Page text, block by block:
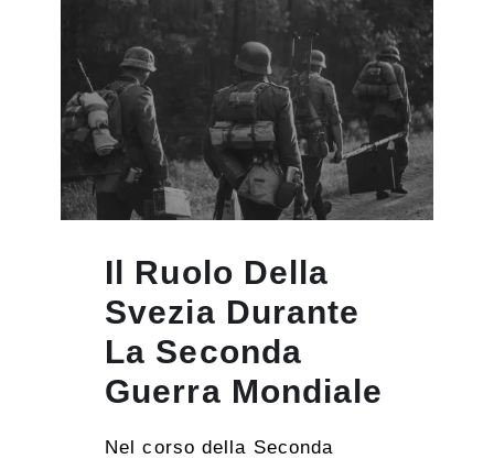
Il Ruolo Della
Svezia Durante
La Seconda
Guerra Mondiale
Nel corso della Seconda